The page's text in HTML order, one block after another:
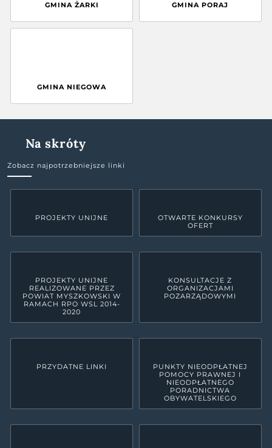
GMINA ŻARKI GMINA PORAJ
GMINA NIEGOWA
Na skróty
Zobacz najpotrzebniejsze linki
PROJEKTY UNIJNE
OTWARTE KONKURSY
OFERT
PROJEKTY UNIJNE
REALIZOWANE PRZEZ
POWIAT MYSZKOWSKI W
RAMACH RPO WSL 2014-
2020
KONSULTACJE Z
ORGANIZACJAMI
POZARZĄDOWYMI
PRZYDATNE LINKI
PUNKTY NIEODPŁATNEJ
POMOCY PRAWNEJ I
NIEODPŁATNEGO
PORADNICTWA
OBYWATELSKIEGO